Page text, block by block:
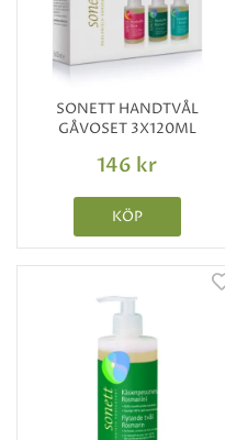
SONETT HANDTVÅL
GÅVOSET 3X120ML
146 kr
KÖP